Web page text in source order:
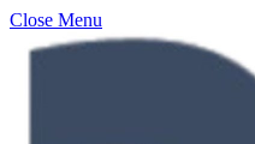
Close Menu